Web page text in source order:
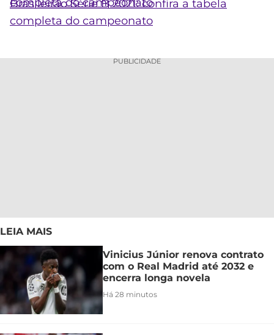
Brasileirão Série B 2021: confira a tabela
completa do campeonato
PUBLICIDADE
LEIA MAIS
Vinicius Júnior renova contrato
com o Real Madrid até 2032 e
encerra longa novela
Há 28 minutos